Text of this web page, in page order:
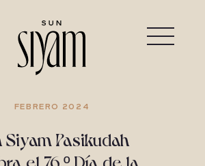
FEBRERO 2024
Siyam Pasikudah
el 76.º Día de la